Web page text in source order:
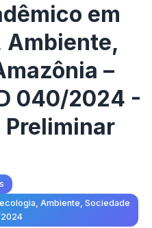
em
Ambiente,
–
040/2024 -
Preliminar
Ambiente, Sociedade
2024